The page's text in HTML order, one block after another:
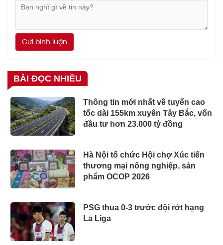
Gửi bình luận
BÀI ĐỌC NHIỀU
Thông tin mới nhất về tuyến cao
tốc dài 155km xuyên Tây Bắc, vốn
đầu tư hơn 23.000 tỷ đồng
Hà Nội tổ chức Hội chợ Xúc tiến
thương mại nông nghiệp, sản
phẩm OCOP 2026
PSG thua 0-3 trước đội rớt hạng
La Liga